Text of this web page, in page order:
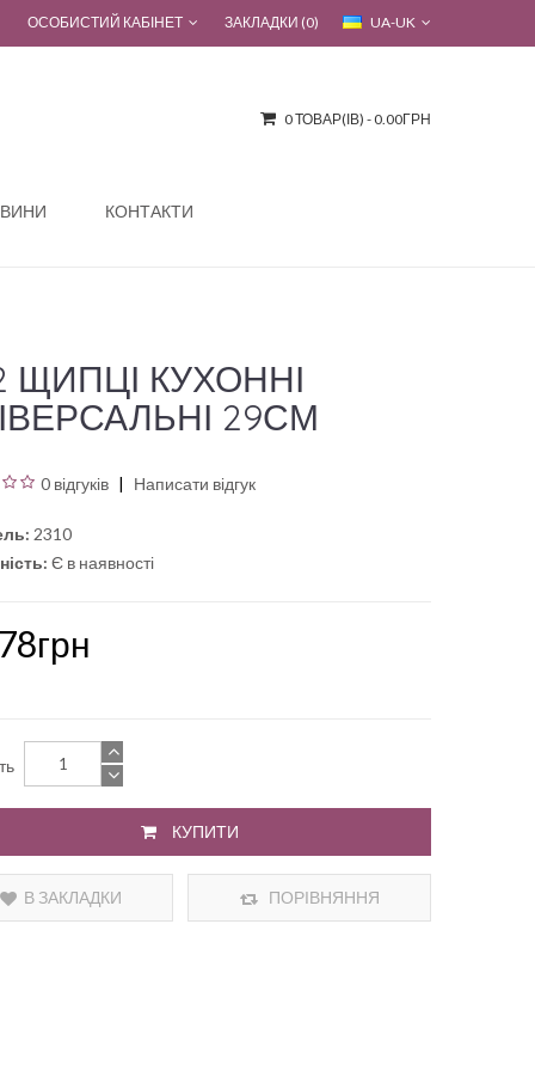
UA-UK
ОСОБИСТИЙ КАБІНЕТ ЗАКЛАДКИ (0)
0 ТОВАР(ІВ) - 0.00ГРН
КОНТАКТИ
ЩИПЦІ КУХОННІ
29СМ
0 відгуків Написати відгук
2310
Є в наявності
КУПИТИ
В ЗАКЛАДКИ ПОРІВНЯННЯ